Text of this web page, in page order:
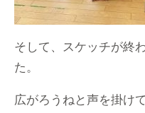
そして、スケッチが終
た。
広がろうねと声を掛け